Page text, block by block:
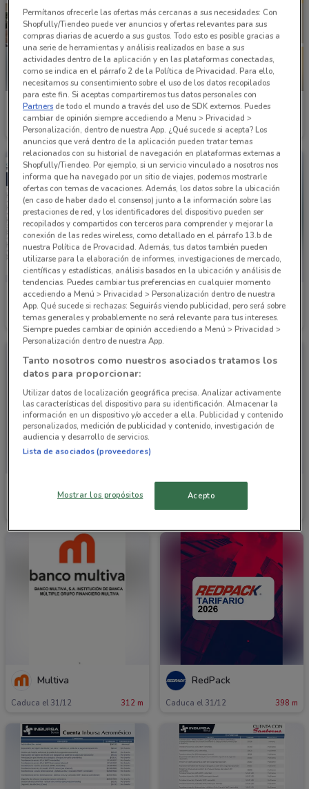
Banamex
Caduca el 31/12 438 m
NUEVO
Scotia Bank
Caduca el 15/08
Grupo Financiero Inbursa
Caduca el 15/10 524 m
FedEx
Caduca el 31/12 153 m
Bancoppel Actinver
Caduca el 30/09
Multiva
Caduca el 31/12 312 m
RedPack
Caduca el 31/12 398 m
Permítanos ofrecerle las ofertas más cercanas a sus necesidades: Con
Shopfully/Tiendeo puede ver anuncios y ofertas relevantes para sus
compras diarias de acuerdo a sus gustos. Todo esto es posible gracias a
una serie de herramientas y análisis realizados en base a sus
actividades dentro de la aplicación y en las plataformas conectadas,
como se indica en el párrafo 2 de la Política de Privacidad. Para ello,
necesitamos su consentimiento sobre el uso de los datos recopilados
para este fin. Si aceptas compartiremos tus datos personales con
Partners de todo el mundo a través del uso de SDK externos. Puedes
cambiar de opinión siempre accediendo a Menu > Privacidad >
Personalización, dentro de nuestra App. ¿Qué sucede si acepta? Los
anuncios que verá dentro de la aplicación pueden tratar temas
relacionados con su historial de navegación en plataformas externas a
Shopfully/Tiendeo. Por ejemplo, si un servicio vinculado a nosotros nos
informa que ha navegado por un sitio de viajes, podemos mostrarle
ofertas con temas de vacaciones. Además, los datos sobre la ubicación
(en caso de haber dado el consenso) junto a la información sobre las
prestaciones de red, y los identificadores del dispositivo pueden ser
recopilados y compartidos con terceros para comprender y mejorar la
conexión de las redes wireless, como detallado en el párrafo 13.b de
nuestra Política de Provacidad. Además, tus datos también pueden
utilizarse para la elaboración de informes, investigaciones de mercado,
científicas y estadísticas, análisis basados en la ubicación y análisis de
tendencias. Puedes cambiar tus preferencias en cualquier momento
accediendo a Menú > Privacidad > Personalización dentro de nuestra
App. Qué sucede si rechazas: Seguirás viendo publicidad, pero será sobre
temas generales y probablemente no será relevante para tus intereses.
Siempre puedes cambiar de opinión accediendo a Menú > Privacidad >
Personalización dentro de nuestra App.
Tanto nosotros como nuestros asociados tratamos los
datos para proporcionar:
Utilizar datos de localización geográfica precisa. Analizar activamente
las características del dispositivo para su identificación. Almacenar la
información en un dispositivo y/o acceder a ella. Publicidad y contenido
personalizados, medición de publicidad y contenido, investigación de
audiencia y desarrollo de servicios.
Lista de asociados (proveedores)
Mostrar los propósitos Acepto